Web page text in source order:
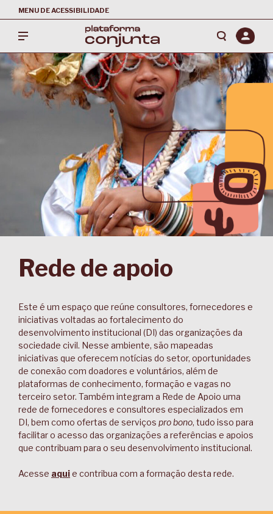
MENU DE ACESSIBILIDADE
Rede de apoio
Este é um espaço que reúne consultores, fornecedores e
iniciativas voltadas ao fortalecimento do
desenvolvimento institucional (DI) das organizações da
sociedade civil. Nesse ambiente, são mapeadas
iniciativas que oferecem notícias do setor, oportunidades
de conexão com doadores e voluntários, além de
plataformas de conhecimento, formação e vagas no
terceiro setor. Também integram a Rede de Apoio uma
rede de fornecedores e consultores especializados em
DI, bem como ofertas de serviços pro bono, tudo isso para
facilitar o acesso das organizações a referências e apoios
que contribuam para o seu desenvolvimento institucional.
Acesse aquie contribua com a formação desta rede.